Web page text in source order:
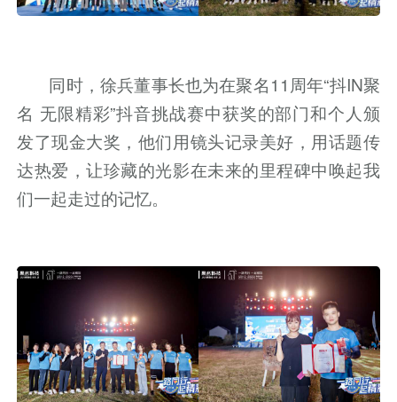
同时，徐兵董事长也为在聚名11周年“抖IN聚
名 无限精彩”抖音挑战赛中获奖的部门和个人颁
发了现金大奖，他们用镜头记录美好，用话题传
达热爱，让珍藏的光影在未来的里程碑中唤起我
们一起走过的记忆。